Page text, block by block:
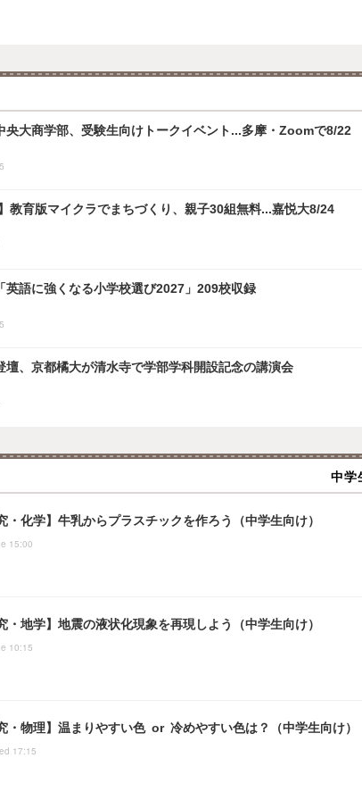
央大商学部、受験生向けトークイベント...多摩・Zoomで8/22
教育版マイクラでまちづくり、親子30組無料...嘉悦大8/24
英語に強くなる小学校選び2027」209校収録
壇、京都橘大が清水寺で学部学科開設記念の講演会
中学
・化学】牛乳からプラスチックを作ろう（中学生向け）
15:00
・地学】地震の液状化現象を再現しよう（中学生向け）
10:15
・物理】温まりやすい色 or 冷めやすい色は？（中学生向け）
17:15